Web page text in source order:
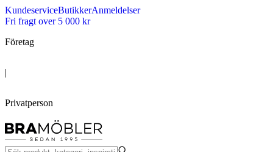
KundeserviceButikkerAnmeldelser
Fri fragt over 5 000 kr
Företag
|
Privatperson